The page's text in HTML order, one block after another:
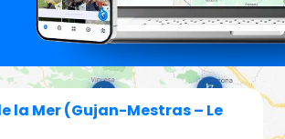
la Mer (Gujan-Mestras – Le